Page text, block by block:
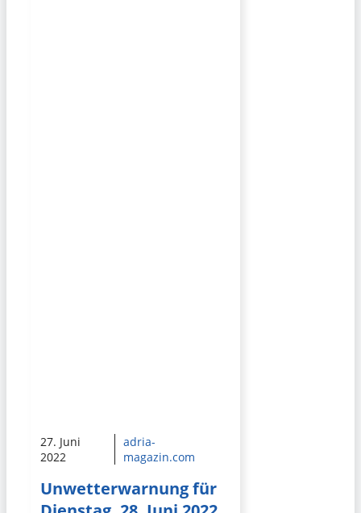
27. Juni
2022
adria-
magazin.com
Unwetterwarnung für